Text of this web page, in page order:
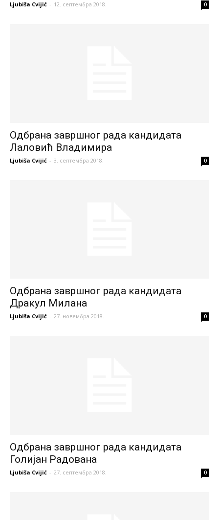
Ljubiša Cvijić - 12. септембра 2018. 0
Одбрана завршног рада кандидата
Лаловић Владимира
Ljubiša Cvijić - 3. септембра 2018. 0
Одбрана завршног рада кандидата
Дракул Милана
Ljubiša Cvijić - 27. новембра 2018. 0
Одбрана завршног рада кандидата
Голијан Радована
Ljubiša Cvijić - 27. септембра 2018. 0